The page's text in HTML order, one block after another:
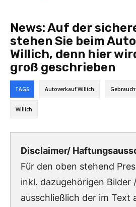
News:Auf der
stehen Sie beim
Willich, denn hier
groß geschrieben
TAGS Autoverkauf Willich
Willich
Disclaimer/
Für den oben stehend
inkl. dazugehörigen Bilder
ausschließlich der im Text